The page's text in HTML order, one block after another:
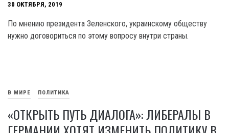
30 ОКТЯБРЯ, 2019
По мнению президента Зеленского, украинскому обществу
нужно договориться по этому вопросу внутри страны.
В МИРЕ ПОЛИТИКА
«ОТКРЫТЬ ПУТЬ ДИАЛОГА»: ЛИБЕРАЛЫ В